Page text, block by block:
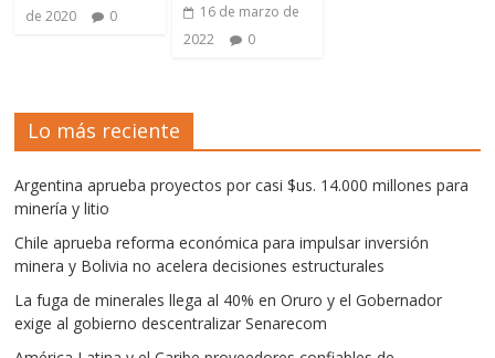
de 2020
0
16 de marzo de
2022
0
Lo más reciente
Argentina aprueba proyectos por casi $us. 14.000 millones para
minería y litio
Chile aprueba reforma económica para impulsar inversión
minera y Bolivia no acelera decisiones estructurales
La fuga de minerales llega al 40% en Oruro y el Gobernador
exige al gobierno descentralizar Senarecom